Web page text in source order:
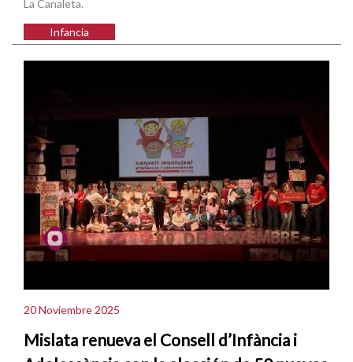
La Canaleta.
Infancia
20 Noviembre 2025
Mislata renueva el Consell d’Infància i